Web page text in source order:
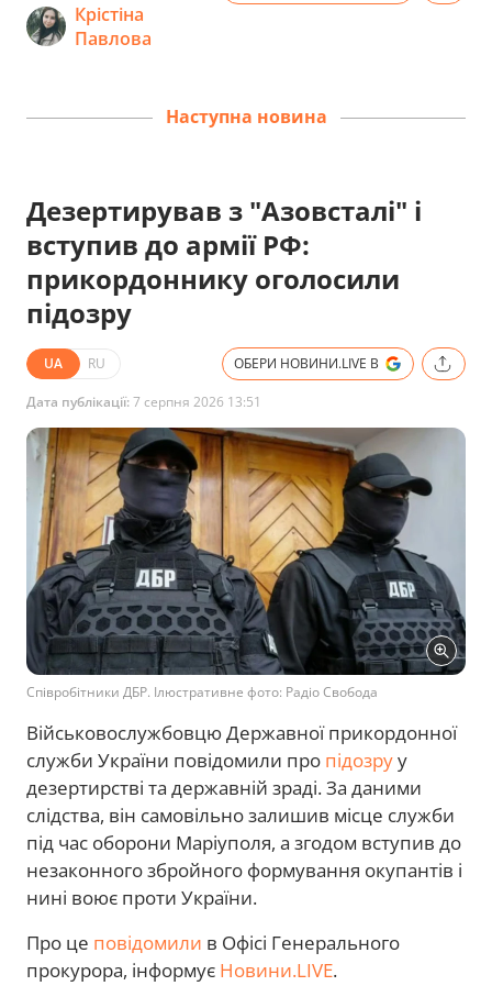
Крістіна
Павлова
Наступна новина
Дезертирував з "Азовсталі" і
вступив до армії РФ:
прикордоннику оголосили
підозру
UA RU ОБЕРИ НОВИНИ.LIVE В
Дата публікації:7 серпня 2026 13:51
Співробітники ДБР. Ілюстративне фото: Радіо Свобода
Військовослужбовцю Державної прикордонної
служби України повідомили про підозруу
дезертирстві та державній зраді. За даними
слідства, він самовільно залишив місце служби
під час оборони Маріуполя, а згодом вступив до
незаконного збройного формування окупантів і
нині воює проти України.
Про це повідомили в Офісі Генерального
прокурора, інформує Новини.LIVE.